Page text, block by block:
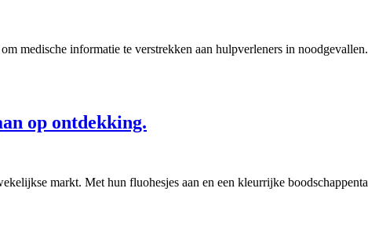
medische informatie te verstrekken aan hulpverleners in
op ontdekking.
markt. Met hun fluohesjes aan en een kleurrijke